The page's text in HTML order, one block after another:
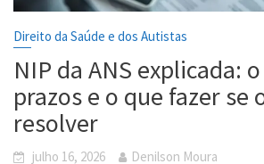
Direito da Saúde e dos Autistas
NIP da ANS explicada:
prazos e o que fazer se
resolver
julho 16, 2026
Denilson Moura